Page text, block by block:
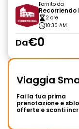
Fornito da
Recorriendo
2 ore
10:30 AM
Da€0
Viaggia
Fai la tua prima
prenotazione e
offerte e sconti